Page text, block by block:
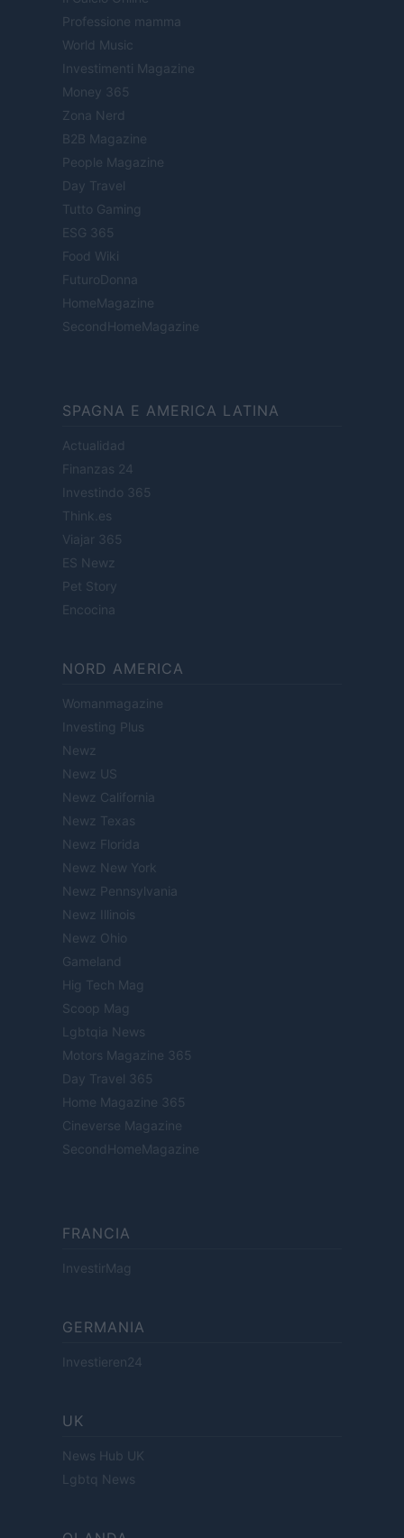
Professione mamma
World Music
Investimenti Magazine
Money 365
Zona Nerd
B2B Magazine
People Magazine
Day Travel
Tutto Gaming
ESG 365
Food Wiki
FuturoDonna
HomeMagazine
SecondHomeMagazine
SPAGNA E AMERICA LATINA
Actualidad
Finanzas 24
Investindo 365
Think.es
Viajar 365
ES Newz
Pet Story
Encocina
NORD AMERICA
Womanmagazine
Investing Plus
Newz
Newz US
Newz California
Newz Texas
Newz Florida
Newz New York
Newz Pennsylvania
Newz Illinois
Newz Ohio
Gameland
Hig Tech Mag
Scoop Mag
Lgbtqia News
Motors Magazine 365
Day Travel 365
Home Magazine 365
Cineverse Magazine
SecondHomeMagazine
FRANCIA
InvestirMag
GERMANIA
Investieren24
UK
News Hub UK
Lgbtq News